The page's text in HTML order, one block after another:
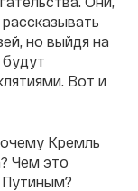
но выйдя на
будут
Вот и
Кремль
Чем это
Путиным?